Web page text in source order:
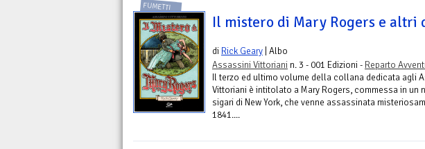
FUMETTI
Il mistero di Mary Rogers e altri
di Rick Geary | Albo
Assassini Vittoriani n. 3 - 001 Edizioni - Reparto
Il terzo ed ultimo volume della collana dedicata agli
Vittoriani è intitolato a Mary Rogers, commessa in un
sigari di New York, che venne assassinata
1841....